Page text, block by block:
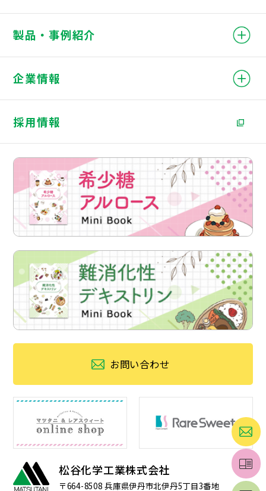
製品・事例紹介
企業情報
採用情報
お問い合わせ
松谷化学工業株式会社
〒664-8508 兵庫県伊丹市北伊丹5丁目3番地